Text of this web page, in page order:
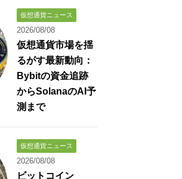
仮想通貨ニュース
2026/08/08
仮想通貨市場を揺
るがす最新動向：
Bybitの資金追跡
からSolanaのAI予
測まで
仮想通貨ニュース
2026/08/08
ビットコイン